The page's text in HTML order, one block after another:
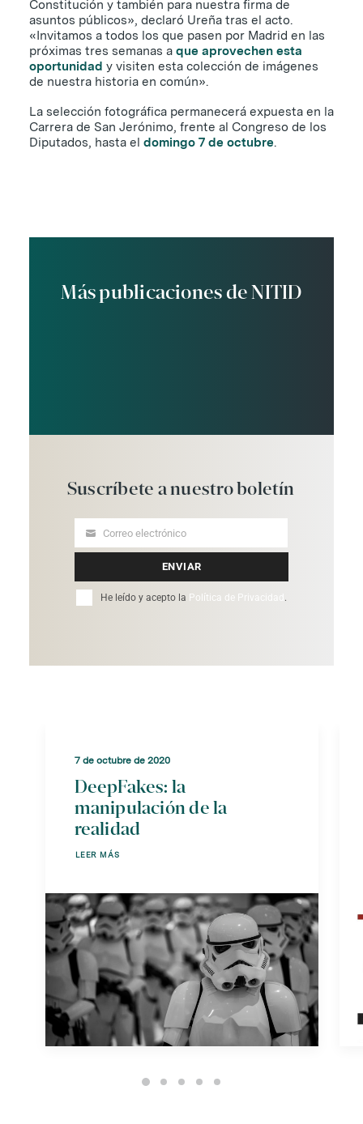
Constitución y también para nuestra firma de
asuntos públicos», declaró Ureña tras el acto.
«Invitamos a todos los que pasen por Madrid en las
próximas tres semanas a que aprovechen esta
oportunidad y visiten esta colección de imágenes
de nuestra historia en común».
La selección fotográfica permanecerá expuesta en la
Carrera de San Jerónimo, frente al Congreso de los
Diputados, hasta el domingo 7 de octubre.
Más publicaciones de NITID
Suscríbete a nuestroboletín
Your
Correo electrónico
ENVIAR
He leído y acepto la Política de Privacidad .
7 de octubre de 2020
DeepFakes: la
manipulación de la
realidad
LEER MÁS